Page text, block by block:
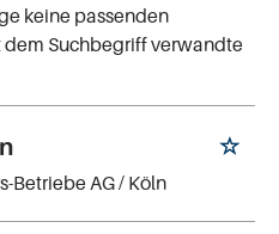
keine passenden
Suchbegriff verwandte
Betriebe AG/ Köln